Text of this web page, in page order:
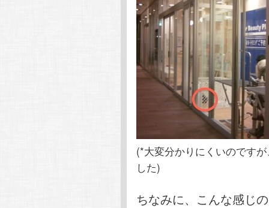
(*大変分かりにくいのです
した)
ちなみに、こんな感じ